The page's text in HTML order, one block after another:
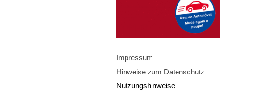
Impressum
Hinweise zum Datenschutz
Nutzungshinweise